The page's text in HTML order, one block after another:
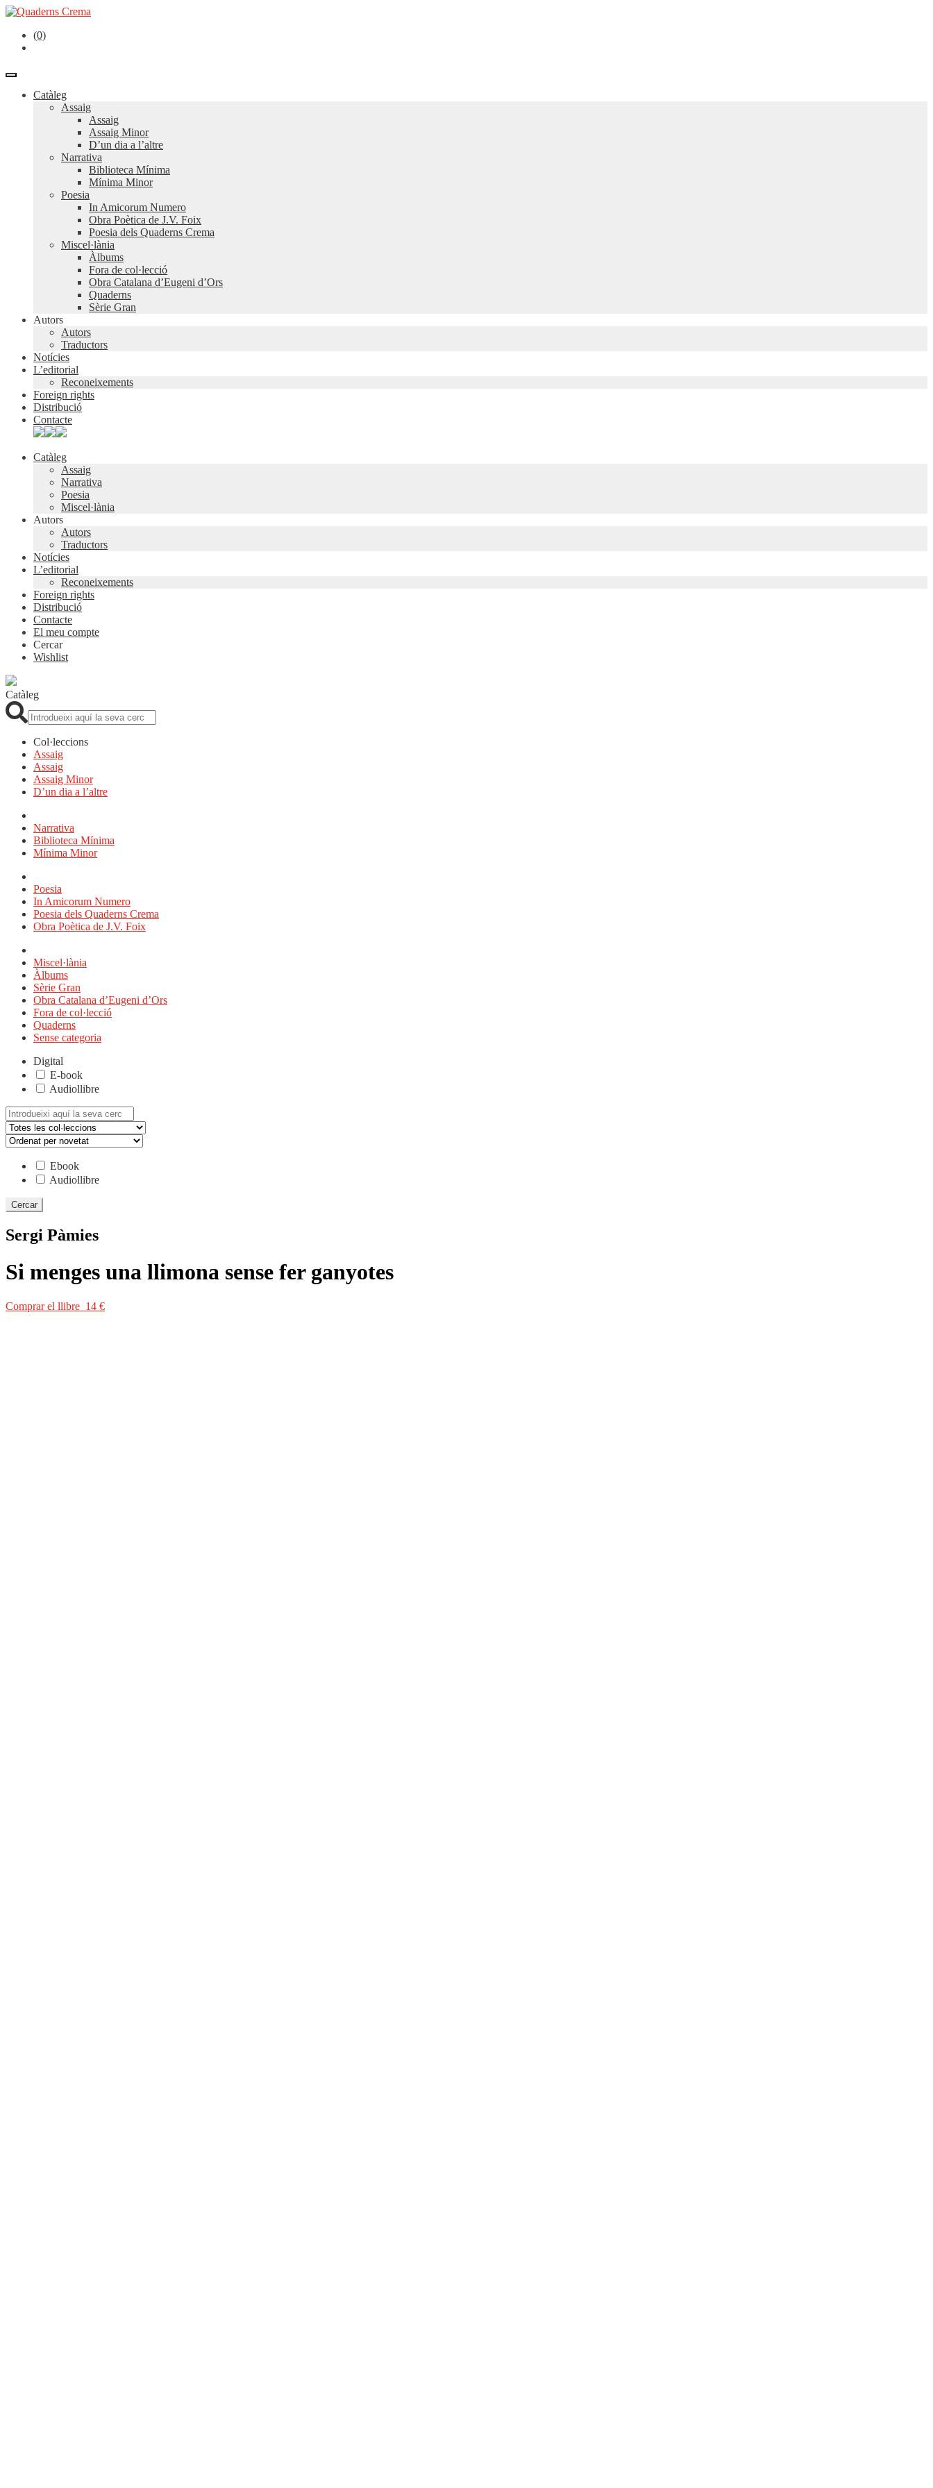
(0)
Catàleg
Assaig
Assaig
Assaig Minor
D’un dia a l’altre
Narrativa
Biblioteca Mínima
Mínima Minor
Poesia
In Amicorum Numero
Obra Poètica de J.V. Foix
Poesia dels Quaderns Crema
Miscel·lània
Àlbums
Fora de col·lecció
Obra Catalana d’Eugeni d’Ors
Quaderns
Sèrie Gran
Autors
Autors
Traductors
Notícies
L’editorial
Reconeixements
Foreign rights
Distribució
Contacte
Catàleg
Assaig
Narrativa
Poesia
Miscel·lània
Autors
Autors
Traductors
Notícies
L’editorial
Reconeixements
Foreign rights
Distribució
Contacte
El meu compte
Cercar
Wishlist
Catàleg
Col·leccions
Assaig
Assaig
Assaig Minor
D’un dia a l’altre
Narrativa
Biblioteca Mínima
Mínima Minor
Poesia
In Amicorum Numero
Poesia dels Quaderns Crema
Obra Poètica de J.V. Foix
Miscel·lània
Àlbums
Sèrie Gran
Obra Catalana d’Eugeni d’Ors
Fora de col·lecció
Quaderns
Sense categoria
Digital
E-book
Audiollibre
Cerca:
Ebook
Audiollibre
Sergi Pàmies
Si menges una llimona sense fer ganyotes
Comprar el llibre 14 €